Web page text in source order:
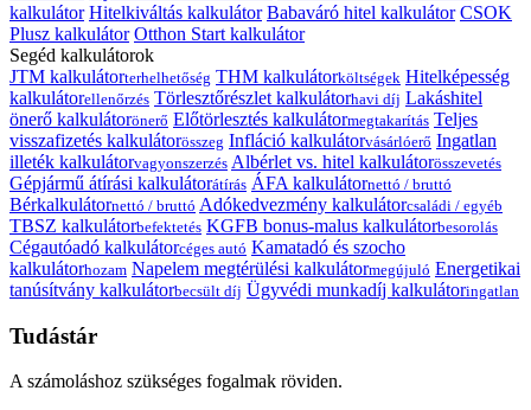
kalkulátor Hitelkiváltás kalkulátor Babaváró hitel kalkulátor CSOK
Plusz kalkulátor Otthon Start kalkulátor
Segéd kalkulátorok
JTM kalkulátorterhelhetőség THM kalkulátorköltségek Hitelképesség
kalkulátorellenőrzés Törlesztőrészlet kalkulátorhavi díj Lakáshitel
önerő kalkulátorönerő Előtörlesztés kalkulátormegtakarítás Teljes
visszafizetés kalkulátorösszeg Infláció kalkulátorvásárlóerő Ingatlan
illeték kalkulátorvagyonszerzés Albérlet vs. hitel kalkulátorösszevetés
Gépjármű átírási kalkulátorátírás ÁFA kalkulátornettó / bruttó
Bérkalkulátornettó / bruttó Adókedvezmény kalkulátorcsaládi / egyéb
TBSZ kalkulátorbefektetés KGFB bonus-malus kalkulátorbesorolás
Cégautóadó kalkulátorcéges autó Kamatadó és szocho
kalkulátorhozam Napelem megtérülési kalkulátormegújuló Energetikai
tanúsítvány kalkulátorbecsült díj Ügyvédi munkadíj kalkulátoringatlan
Tudástár
A számoláshoz szükséges fogalmak röviden.